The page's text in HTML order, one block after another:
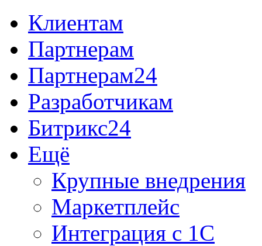
Клиентам
Партнерам
Партнерам24
Разработчикам
Битрикс24
Ещё
Крупные внедрения
Маркетплейс
Интеграция с 1С